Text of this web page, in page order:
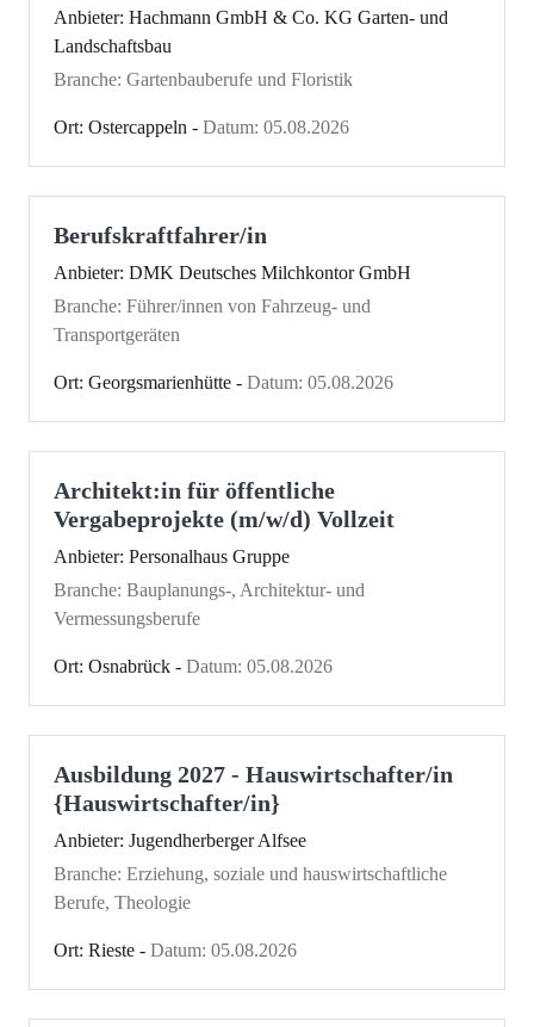
Anbieter: Hachmann GmbH & Co. KG Garten- und
Landschaftsbau
Branche: Gartenbauberufe und Floristik
Ort: Ostercappeln - Datum: 05.08.2026
Berufskraftfahrer/in
Anbieter: DMK Deutsches Milchkontor GmbH
Branche: Führer/innen von Fahrzeug- und
Transportgeräten
Ort: Georgsmarienhütte - Datum: 05.08.2026
Architekt:in für öffentliche
Vergabeprojekte (m/w/d) Vollzeit
Anbieter: Personalhaus Gruppe
Branche: Bauplanungs-, Architektur- und
Vermessungsberufe
Ort: Osnabrück - Datum: 05.08.2026
Ausbildung 2027 - Hauswirtschafter/in
{Hauswirtschafter/in}
Anbieter: Jugendherberger Alfsee
Branche: Erziehung, soziale und hauswirtschaftliche
Berufe, Theologie
Ort: Rieste - Datum: 05.08.2026